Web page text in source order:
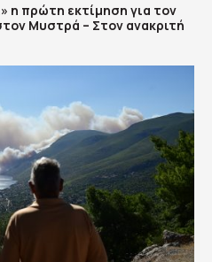
η πρώτη εκτίμηση για τον
Μυστρά – Στον ανακριτή